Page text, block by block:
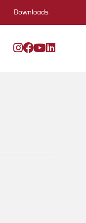
Downloads